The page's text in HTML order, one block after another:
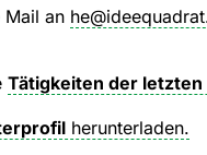
Mail an
Tätigkeiten der letzten
herunterladen.